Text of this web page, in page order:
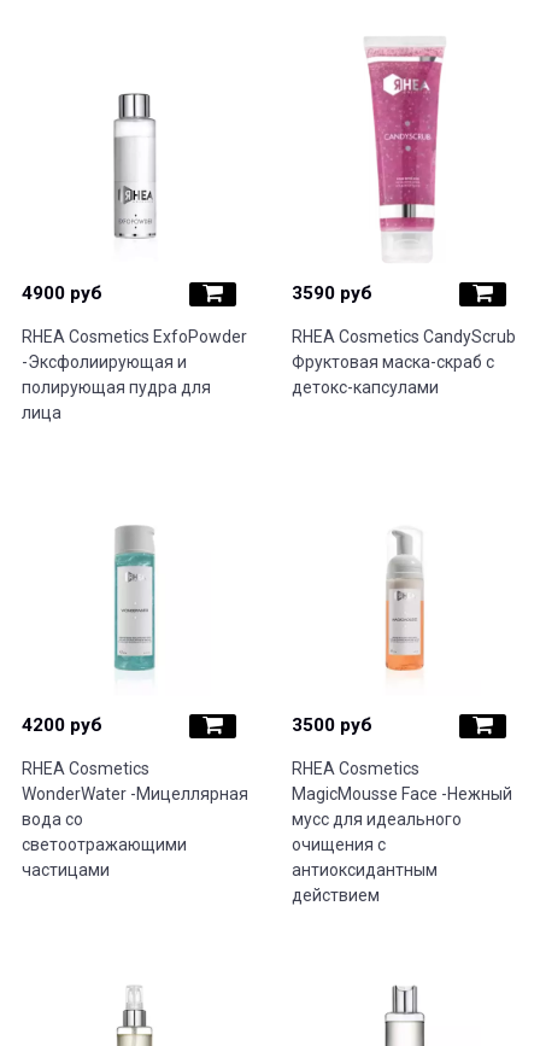
4900 руб
RHEA Cosmetics ExfoPowder
-Эксфолиирующая и
полирующая пудра для
лица
3590 руб
RHEA Cosmetics CandyScrub
Фруктовая маска-скраб с
детокс-капсулами
4200 руб
RHEA Cosmetics
WonderWater -Мицеллярная
вода со
светоотражающими
частицами
3500 руб
RHEA Cosmetics
MagicMousse Face -Нежный
мусс для идеального
очищения с
антиоксидантным
действием